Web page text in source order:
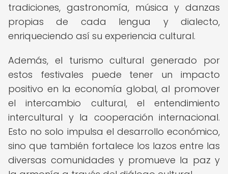
tradiciones, gastronomía, música y danzas
propias de cada lengua y dialecto,
enriqueciendo así su experiencia cultural.
Además, el turismo cultural generado por
estos festivales puede tener un impacto
positivo en la economía global, al promover
el intercambio cultural, el entendimiento
intercultural y la cooperación internacional.
Esto no solo impulsa el desarrollo económico,
sino que también fortalece los lazos entre las
diversas comunidades y promueve la paz y